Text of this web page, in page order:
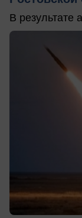
В результате